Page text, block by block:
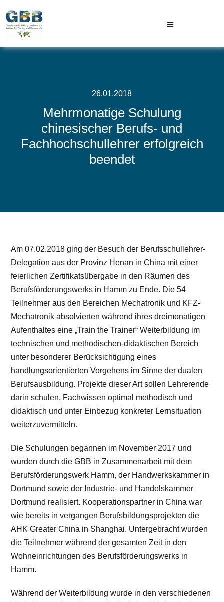
content
Toggle
GBB
Kontakt
26.01.2018
Mehrmonatige Schulung
chinesischer Berufs- und
Fachhochschullehrer erfolgreich
beendet
Am 07.02.2018 ging der Besuch der Berufsschullehrer-
Delegation aus der Provinz Henan in China mit einer
feierlichen Zertifikatsübergabe in den Räumen des
Berufsförderungswerks in Hamm zu Ende. Die 54
Teilnehmer aus den Bereichen Mechatronik und KFZ-
Mechatronik absolvierten während ihres dreimonatigen
Aufenthaltes eine „Train the Trainer“ Weiterbildung im
technischen und methodischen-didaktischen Bereich
unter besonderer Berücksichtigung eines
handlungsorientierten Vorgehens im Sinne der dualen
Berufsausbildung. Projekte dieser Art sollen Lehrerende
darin schulen, Fachwissen optimal methodisch und
didaktisch und unter Einbezug konkreter Lernsituation
weiterzuvermitteln.
Die Schulungen begannen im November 2017 und
wurden durch die GBB in Zusammenarbeit mit dem
Berufsförderungswerk Hamm, der Handwerkskammer in
Dortmund sowie der Industrie- und Handelskammer
Dortmund realisiert. Kooperationspartner in China war
wie bereits in vergangen Berufsbildungsprojekten die
AHK Greater China in Shanghai. Untergebracht wurden
die Teilnehmer während der gesamten Zeit in den
Wohneinrichtungen des Berufsförderungswerks in
Hamm.
Während der Weiterbildung wurde in den verschiedenen